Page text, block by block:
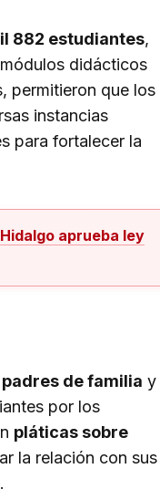
882 estudiantes,
didácticos
permitieron que los
instancias
para fortalecer la
aprueba ley
padres de familia y
por los
pláticas sobre
la relación con sus